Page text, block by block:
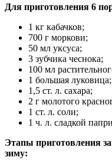
Для приготовления 6
1 кг кабачков;
700 г моркови;
50 мл уксуса;
3 зубчика чеснока;
100 мл
1 большая луковица;
1,5 ст. л. сахара;
2 г молотого
1 ст. л. соли;
1 ч. л. сладкой
Этапы приготовления
зиму: